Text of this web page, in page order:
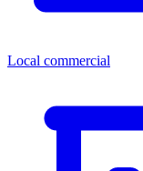
Local commercial